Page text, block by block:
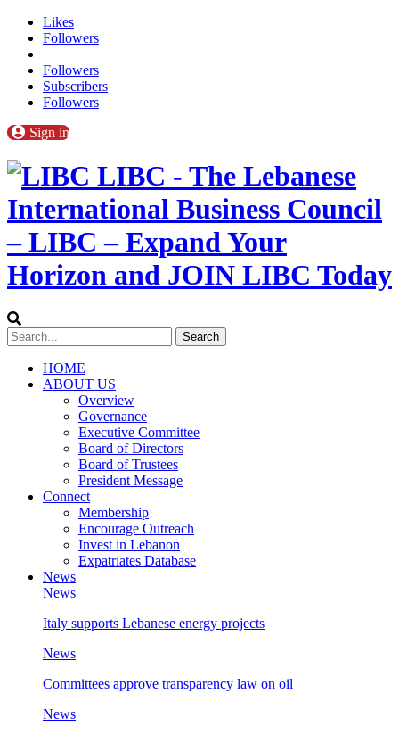
Likes
Followers
Followers
Subscribers
Followers
Sign in
LIBC - The Lebanese
International Business Council
– LIBC – Expand Your
Horizon and JOIN LIBC Today
HOME
ABOUT US
Overview
Governance
Executive Committee
Board of Directors
Board of Trustees
President Message
Connect
Membership
Encourage Outreach
Invest in Lebanon
Expatriates Database
News
News
Italy supports Lebanese energy projects
News
Committees approve transparency law on oil
News